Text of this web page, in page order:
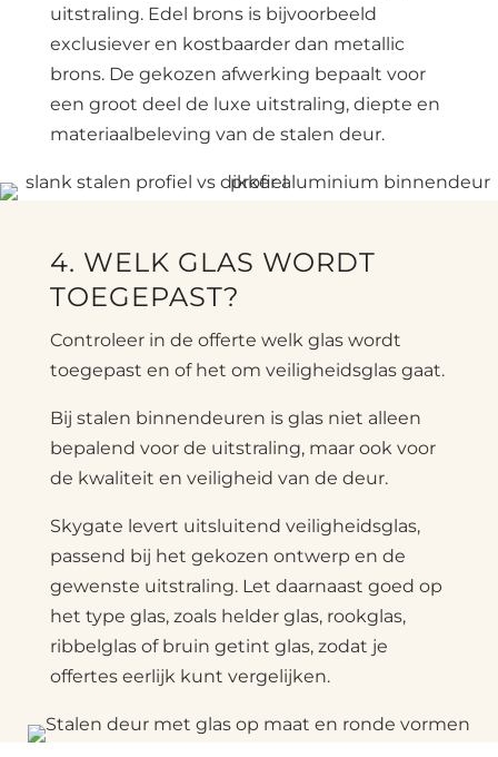
uitstraling. Edel brons is bijvoorbeeld
exclusiever en kostbaarder dan metallic
brons. De gekozen afwerking bepaalt voor
een groot deel de luxe uitstraling, diepte en
materiaalbeleving van de stalen deur.
4. WELK GLAS WORDT
TOEGEPAST?
Controleer in de offerte welk glas wordt
toegepast en of het om veiligheidsglas gaat.
Bij stalen binnendeuren is glas niet alleen
bepalend voor de uitstraling, maar ook voor
de kwaliteit en veiligheid van de deur.
Skygate levert uitsluitend veiligheidsglas,
passend bij het gekozen ontwerp en de
gewenste uitstraling. Let daarnaast goed op
het type glas, zoals helder glas, rookglas,
ribbelglas of bruin getint glas, zodat je
offertes eerlijk kunt vergelijken.